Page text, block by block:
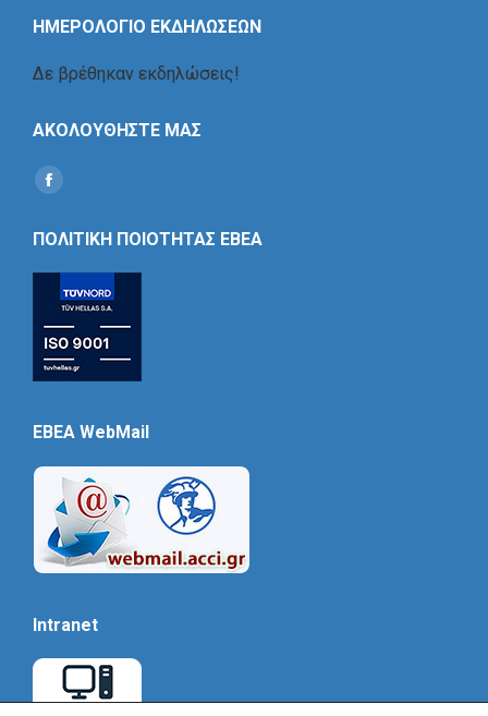
ΗΜΕΡΟΛΟΓΙΟ ΕΚΔΗΛΩΣΕΩΝ
Δε βρέθηκαν εκδηλώσεις!
ΑΚΟΛΟΥΘΗΣΤΕ ΜΑΣ
Find us on:
Social
ΠΟΛΙΤΙΚΗ ΠΟΙΟΤΗΤΑΣ ΕΒΕΑ
EBEA WebMail
Intranet